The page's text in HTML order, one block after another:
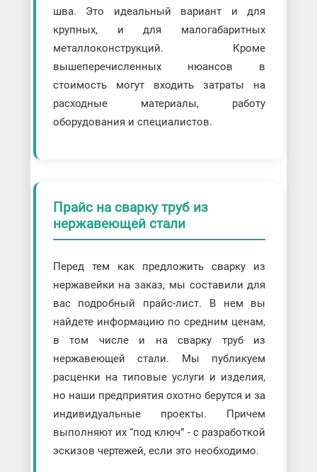
шва. Это идеальный вариант и для
крупных, и для малогабаритных
металлоконструкций. Кроме
вышеперечисленных нюансов в
стоимость могут входить затраты на
расходные материалы, работу
оборудования и специалистов.
Прайс на сварку труб из
нержавеющей стали
Перед тем как предложить сварку из
нержавейки на заказ, мы составили для
вас подробный прайс-лист. В нем вы
найдете информацию по средним ценам,
в том числе и на сварку труб из
нержавеющей стали. Мы публикуем
расценки на типовые услуги и изделия,
но наши предприятия охотно берутся и за
индивидуальные проекты. Причем
выполняют их “под ключ” - с разработкой
эскизов чертежей, если это необходимо.